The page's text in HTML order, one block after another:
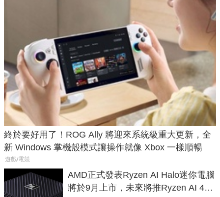
終於要好用了！ROG Ally 將迎來系統級重大更新，全
新 Windows 掌機殼模式讓操作就像 Xbox 一樣順暢
遊戲/電競
AMD正式發表Ryzen AI Halo迷你電腦
將於9月上市，未來將推Ryzen AI 400